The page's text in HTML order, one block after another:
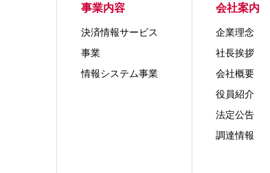
事業内容
決済情報サービス
事業
情報システム事業
会社案内
企業理念
社長挨拶
会社概要
役員紹介
法定公告
調達情報